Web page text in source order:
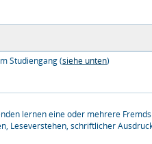
Studiengang (siehe unten)
lernen eine oder mehrere
Leseverstehen, schriftlicher